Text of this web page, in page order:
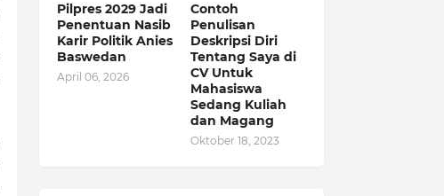
Pilpres 2029 Jadi
Penentuan Nasib
Karir Politik Anies
Baswedan
April 06, 2026
Contoh
Penulisan
Deskripsi Diri
Tentang Saya di
CV Untuk
Mahasiswa
Sedang Kuliah
dan Magang
Oktober 18, 2023